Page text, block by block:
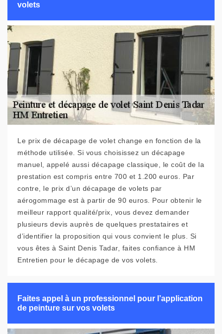
volets
Le prix de décapage de volet change en fonction de la
méthode utilisée. Si vous choisissez un décapage
manuel, appelé aussi décapage classique, le coût de la
prestation est compris entre 700 et 1.200 euros. Par
contre, le prix d’un décapage de volets par
aérogommage est à partir de 90 euros. Pour obtenir le
meilleur rapport qualité/prix, vous devez demander
plusieurs devis auprès de quelques prestataires et
d’identifier la proposition qui vous convient le plus. Si
vous êtes à Saint Denis Tadar, faites confiance à HM
Entretien pour le décapage de vos volets.
Faites appel à un professionnel pour l’application
de peinture sur vos volets